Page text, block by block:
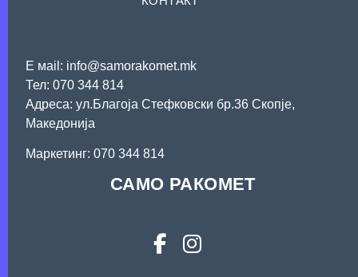
Е мail: info@samorakomet.mk
Тел: 070 344 814
Адреса: ул.Благоја Стефковски бр.36 Скопје,
Македонија
Mаркетинг: 070 344 814
САМО РАКОМЕТ